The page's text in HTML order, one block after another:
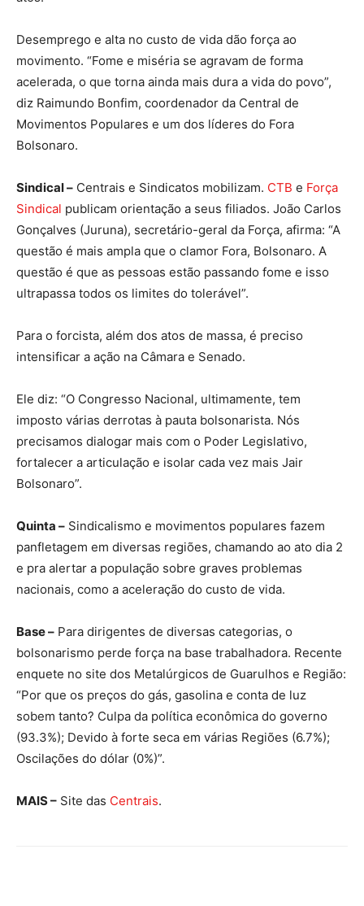
Desemprego e alta no custo de vida dão força ao
movimento. “Fome e miséria se agravam de forma
acelerada, o que torna ainda mais dura a vida do povo”,
diz Raimundo Bonfim, coordenador da Central de
Movimentos Populares e um dos líderes do Fora
Bolsonaro.
Sindical – Centrais e Sindicatos mobilizam. CTB e Força
Sindical publicam orientação a seus filiados. João Carlos
Gonçalves (Juruna), secretário-geral da Força, afirma: “A
questão é mais ampla que o clamor Fora, Bolsonaro. A
questão é que as pessoas estão passando fome e isso
ultrapassa todos os limites do tolerável”.
Para o forcista, além dos atos de massa, é preciso
intensificar a ação na Câmara e Senado.
Ele diz: “O Congresso Nacional, ultimamente, tem
imposto várias derrotas à pauta bolsonarista. Nós
precisamos dialogar mais com o Poder Legislativo,
fortalecer a articulação e isolar cada vez mais Jair
Bolsonaro”.
Quinta – Sindicalismo e movimentos populares fazem
panfletagem em diversas regiões, chamando ao ato dia 2
e pra alertar a população sobre graves problemas
nacionais, como a aceleração do custo de vida.
Base – Para dirigentes de diversas categorias, o
bolsonarismo perde força na base trabalhadora. Recente
enquete no site dos Metalúrgicos de Guarulhos e Região:
“Por que os preços do gás, gasolina e conta de luz
sobem tanto? Culpa da política econômica do governo
(93.3%); Devido à forte seca em várias Regiões (6.7%);
Oscilações do dólar (0%)”.
MAIS – Site das Centrais.